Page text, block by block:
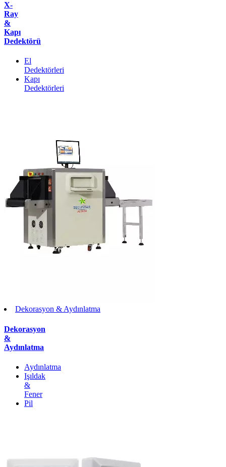
X-
Ray
&
Kapı
Dedektörü
El
Dedektörleri
Kapı
Dedektörleri
Dekorasyon & Aydınlatma
Dekorasyon
&
Aydınlatma
Aydınlatma
Işıldak
&
Fener
Pil